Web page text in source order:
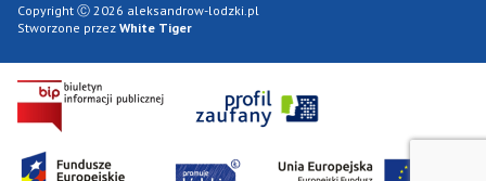
Copyright Ⓒ 2026 aleksandrow-lodzki.pl
Stworzone przez White Tiger